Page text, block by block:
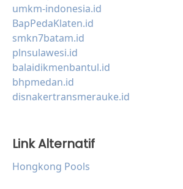
umkm-indonesia.id
BapPedaKlaten.id
smkn7batam.id
plnsulawesi.id
balaidikmenbantul.id
bhpmedan.id
disnakertransmerauke.id
Link Alternatif
Hongkong Pools